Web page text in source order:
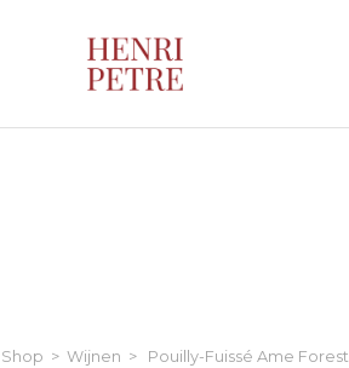
Shop > Wijnen > Pouilly-Fuissé Ame Forest